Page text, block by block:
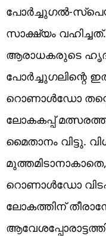
പോര്‍ച്ചുഗല്‍-
സാക്ഷ്യം
ആരാധകരുടെ
പോര്‍ച്ചുഗലിന്റെ
റൊണാള്‍ഡോ
ലോകകപ്പ്
മൈതാനം വിട്ടു.
റൊണാള്‍ഡോ
ലോകത്തിന്